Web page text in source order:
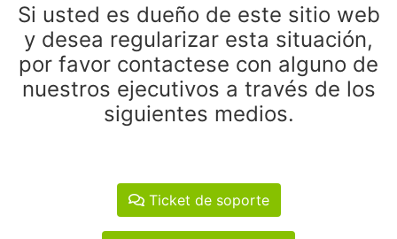
Si usted es dueño de este sitio web
y desea regularizar esta situación,
por favor contactese con alguno de
nuestros ejecutivos a través de los
siguientes medios.
Ticket de soporte